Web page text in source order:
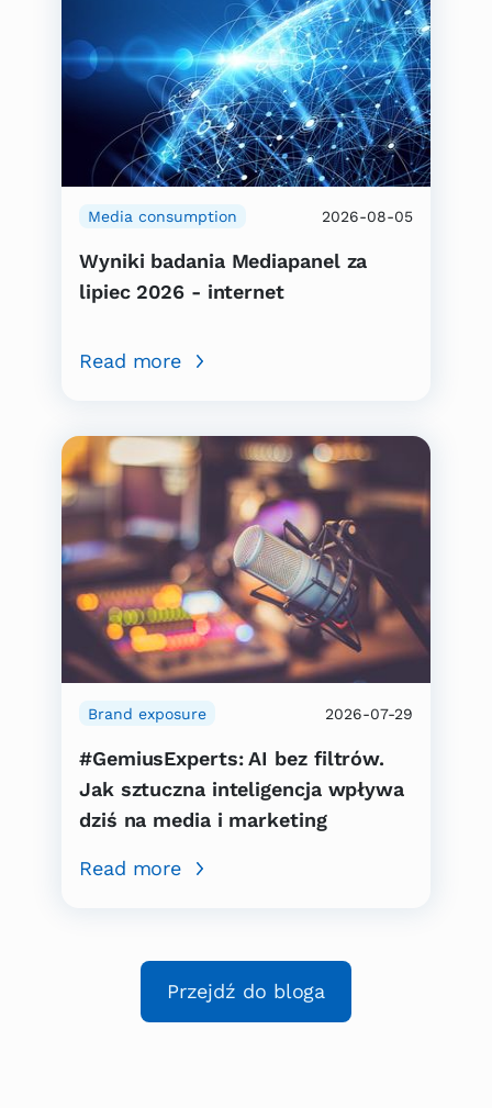
Media consumption 2026-08-05
Wyniki badania Mediapanel za
lipiec 2026 - internet
Read more
Brand exposure 2026-07-29
#GemiusExperts: AI bez filtrów.
Jak sztuczna inteligencja wpływa
dziś na media i marketing
Read more
Przejdź do bloga